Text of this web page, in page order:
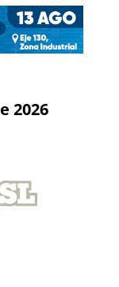
2026